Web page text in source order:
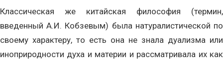
Классическая же китайская философия (термин,
введенный А.И. Кобзевым) была натуралистической по
своему характеру, то есть она не знала дуализма или
иноприродности духа и материи и рассматривала их как